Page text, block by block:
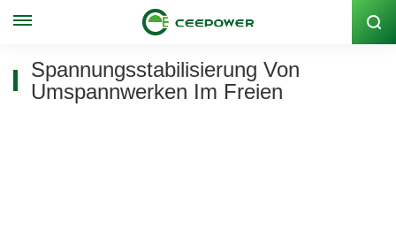
Lagercode: 300062
Spannungsstabilisierung Von
Umspannwerken Im Freien